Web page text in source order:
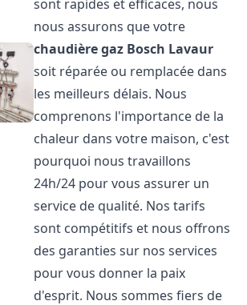
sont rapides et efficaces, nous
nous assurons que votre
chaudière gaz Bosch Lavaur
soit réparée ou remplacée dans
les meilleurs délais. Nous
comprenons l'importance de la
chaleur dans votre maison, c'est
pourquoi nous travaillons
24h/24 pour vous assurer un
service de qualité. Nos tarifs
sont compétitifs et nous offrons
des garanties sur nos services
pour vous donner la paix
d'esprit. Nous sommes fiers de